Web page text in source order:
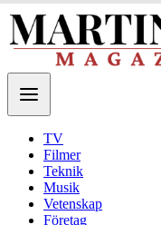
TV
Filmer
Teknik
Musik
Vetenskap
Företag